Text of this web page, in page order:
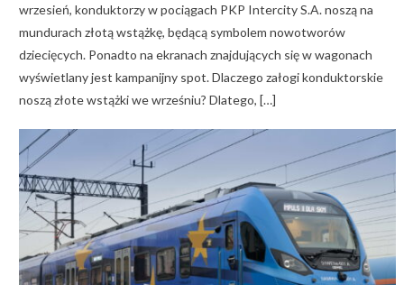
wrzesień, konduktorzy w pociągach PKP Intercity S.A. noszą na
mundurach złotą wstążkę, będącą symbolem nowotworów
dziecięcych. Ponadto na ekranach znajdujących się w wagonach
wyświetlany jest kampanijny spot. Dlaczego załogi konduktorskie
noszą złote wstążki we wrześniu? Dlatego, […]